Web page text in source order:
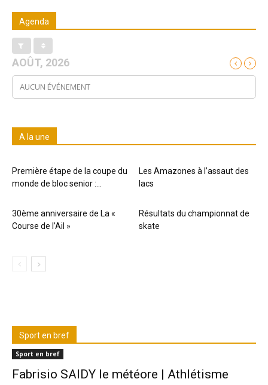
Agenda
AOÛT, 2026
AUCUN ÉVÉNEMENT
A la une
Première étape de la coupe du
monde de bloc senior :...
Les Amazones à l’assaut des
lacs
30ème anniversaire de La «
Course de l’Ail »
Résultats du championnat de
skate
Sport en bref
Sport en bref
Fabrisio SAIDY le météore | Athlétisme